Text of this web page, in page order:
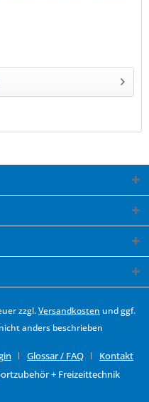
zzgl.Versandkosten und ggf.
anders beschrieben
Glossar / FAQ
Kontakt
+ Freizeittechnik